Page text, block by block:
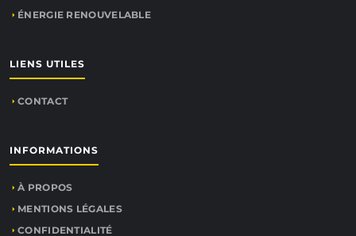
ÉNERGIE RENOUVELABLE
LIENS UTILES
CONTACT
INFORMATIONS
À PROPOS
MENTIONS LÉGALES
CONFIDENTIALITÉ